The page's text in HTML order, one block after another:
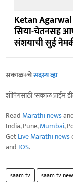
Ketan Agarwal
सिया-चेतनसह
संशयाची सुई
सकाळ+चेसदस्य व्हा
शॉपिंगसाठी 'सकाळ प्राईम
Read Marathi news
India, Pune,Mumbai,
GetLive Marathi news
and IOS.
saam tv saam tv